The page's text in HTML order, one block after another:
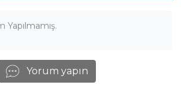
Yapılmamış.
Yorum yapın